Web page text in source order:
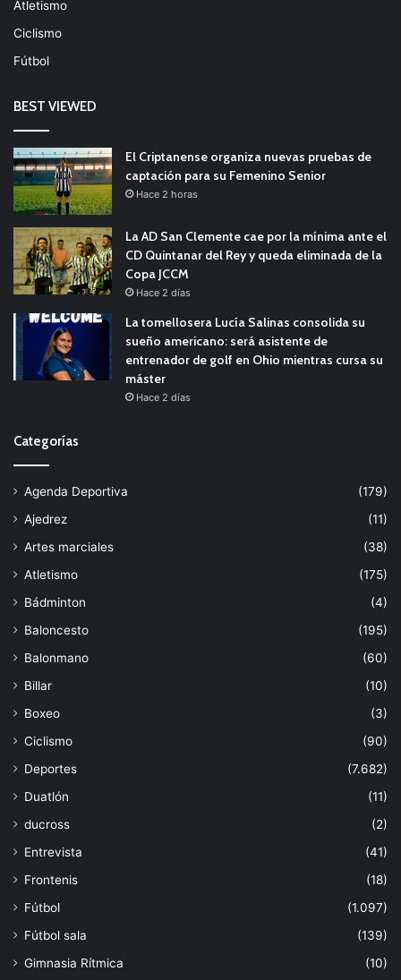
Atletismo
Ciclismo
Fútbol
BEST VIEWED
El Criptanense organiza nuevas pruebas de
captación para su Femenino Senior
Hace 2 horas
La AD San Clemente cae por la mínima ante el
CD Quintanar del Rey y queda eliminada de la
Copa JCCM
Hace 2 días
La tomellosera Lucía Salinas consolida su
sueño americano: será asistente de
entrenador de golf en Ohio mientras cursa su
máster
Hace 2 días
Categorías
Agenda Deportiva
(179)
Ajedrez
(11)
Artes marciales
(38)
Atletismo
(175)
Bádminton
(4)
Baloncesto
(195)
Balonmano
(60)
Billar
(10)
Boxeo
(3)
Ciclismo
(90)
Deportes
(7.682)
Duatlón
(11)
ducross
(2)
Entrevista
(41)
Frontenis
(18)
Fútbol
(1.097)
Fútbol sala
(139)
Gimnasia Rítmica
(10)